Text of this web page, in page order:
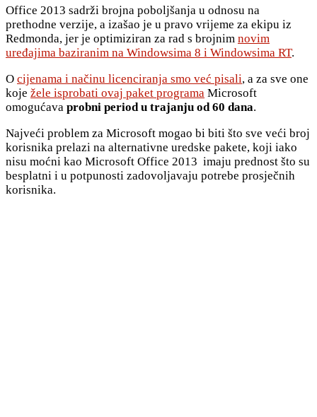
Office 2013 sadrži brojna poboljšanja u odnosu na
prethodne verzije, a izašao je u pravo vrijeme za ekipu iz
Redmonda, jer je optimiziran za rad s brojnim novim
uređajima baziranim na Windowsima 8 i Windowsima RT.
O cijenama i načinu licenciranja smo već pisali, a za sve one
koje žele isprobati ovaj paket programa Microsoft
omogućava probni period u trajanju od 60 dana.
Najveći problem za Microsoft mogao bi biti što sve veći broj
korisnika prelazi na alternativne uredske pakete, koji iako
nisu moćni kao Microsoft Office 2013 imaju prednost što su
besplatni i u potpunosti zadovoljavaju potrebe prosječnih
korisnika.